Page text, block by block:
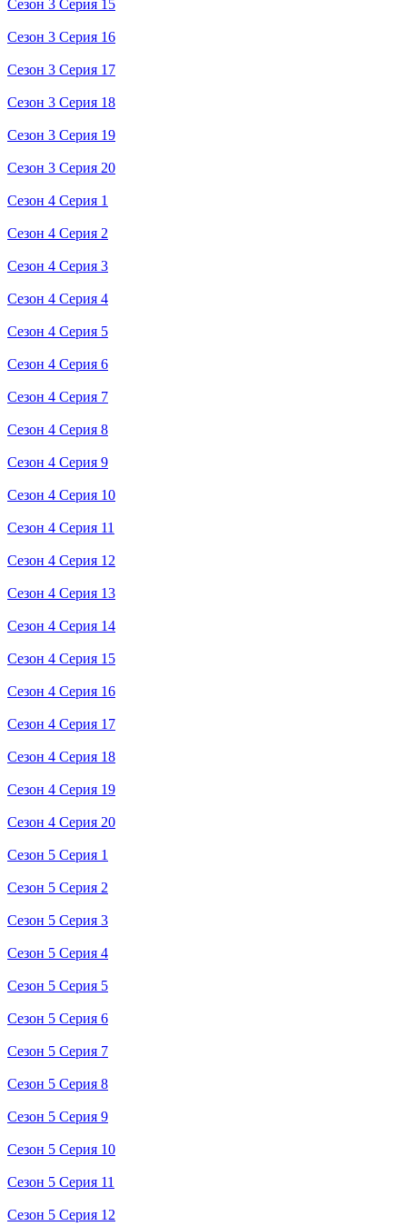
Сезон 3 Серия 15
Сезон 3 Серия 16
Сезон 3 Серия 17
Сезон 3 Серия 18
Сезон 3 Серия 19
Сезон 3 Серия 20
Сезон 4 Серия 1
Сезон 4 Серия 2
Сезон 4 Серия 3
Сезон 4 Серия 4
Сезон 4 Серия 5
Сезон 4 Серия 6
Сезон 4 Серия 7
Сезон 4 Серия 8
Сезон 4 Серия 9
Сезон 4 Серия 10
Сезон 4 Серия 11
Сезон 4 Серия 12
Сезон 4 Серия 13
Сезон 4 Серия 14
Сезон 4 Серия 15
Сезон 4 Серия 16
Сезон 4 Серия 17
Сезон 4 Серия 18
Сезон 4 Серия 19
Сезон 4 Серия 20
Сезон 5 Серия 1
Сезон 5 Серия 2
Сезон 5 Серия 3
Сезон 5 Серия 4
Сезон 5 Серия 5
Сезон 5 Серия 6
Сезон 5 Серия 7
Сезон 5 Серия 8
Сезон 5 Серия 9
Сезон 5 Серия 10
Сезон 5 Серия 11
Сезон 5 Серия 12